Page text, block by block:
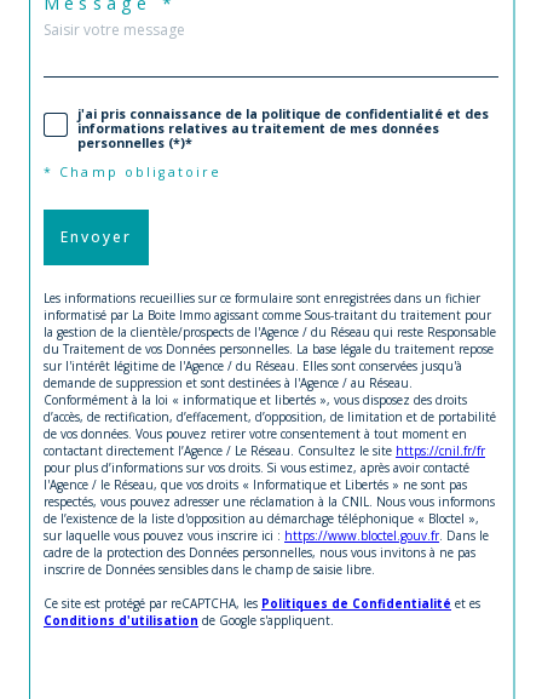
j'ai pris connaissance de la politique de confidentialité et des
informations relatives au traitement de mes données
personnelles (*)*
* Champ obligatoire
Envoyer
Les informations recueillies sur ce formulaire sont enregistrées dans un fichier
informatisé par La Boite Immo agissant comme Sous-traitant du traitement pour
la gestion de la clientèle/prospects de l'Agence / du Réseau qui reste Responsable
du Traitement de vos Données personnelles. La base légale du traitement repose
sur l'intérêt légitime de l'Agence / du Réseau. Elles sont conservées jusqu'à
demande de suppression et sont destinées à l'Agence / au Réseau.
Conformément à la loi « informatique et libertés », vous disposez des droits
d’accès, de rectification, d’effacement, d’opposition, de limitation et de portabilité
de vos données. Vous pouvez retirer votre consentement à tout moment en
contactant directement l’Agence / Le Réseau. Consultez le site https://cnil.fr/fr
pour plus d’informations sur vos droits. Si vous estimez, après avoir contacté
l'Agence / le Réseau, que vos droits « Informatique et Libertés » ne sont pas
respectés, vous pouvez adresser une réclamation à la CNIL. Nous vous informons
de l’existence de la liste d'opposition au démarchage téléphonique « Bloctel »,
sur laquelle vous pouvez vous inscrire ici : https://www.bloctel.gouv.fr. Dans le
cadre de la protection des Données personnelles, nous vous invitons à ne pas
inscrire de Données sensibles dans le champ de saisie libre.
Ce site est protégé par reCAPTCHA, les Politiques de Confidentialité et es
Conditions d'utilisation de Google s'appliquent.